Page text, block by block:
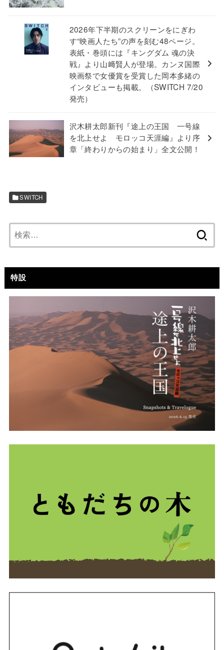
2026年下半期のスクリーンをにぎわ
す“映画人たち”の声を刻む48ページ。
表紙・巻頭には『キングダム 魂の決
戦』より山﨑賢人が登場。カンヌ国際
映画祭で女優賞を受賞した岡本多緒の
インタビューも掲載。（SWITCH 7/20
発売）
沢木耕太郎新刊『途上の王国 一号線
を北上せよ モロッコ天涯編』より序
章「終わりからの始まり」全文公開！
SWITCH
特設